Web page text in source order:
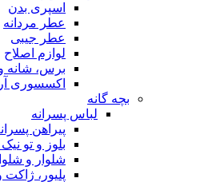
اسپری بدن
عطر مردانه
عطر جیبی
لوازم اصلاح
برس، شانه
اکسسوری
بچه گانه
لباس پسرانه
پیراهن
بلوز و تو
شلوار و
پلیور،